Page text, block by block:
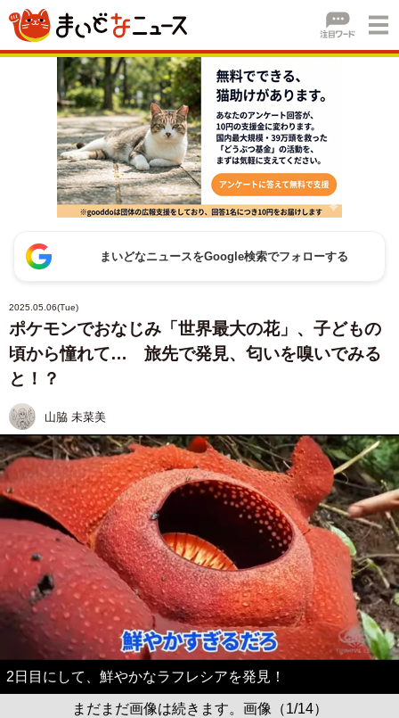
まいどなニュースをGoogle検索でフォローする
2025.05.06(Tue)
ポケモンでおなじみ「世界最大の花」、子どもの
頃から憧れて… 旅先で発見、匂いを嗅いでみる
と！？
山脇 未菜美
2日目にして、鮮やかなラフレシアを発見！
まだまだ画像は続きます。画像（1/14）